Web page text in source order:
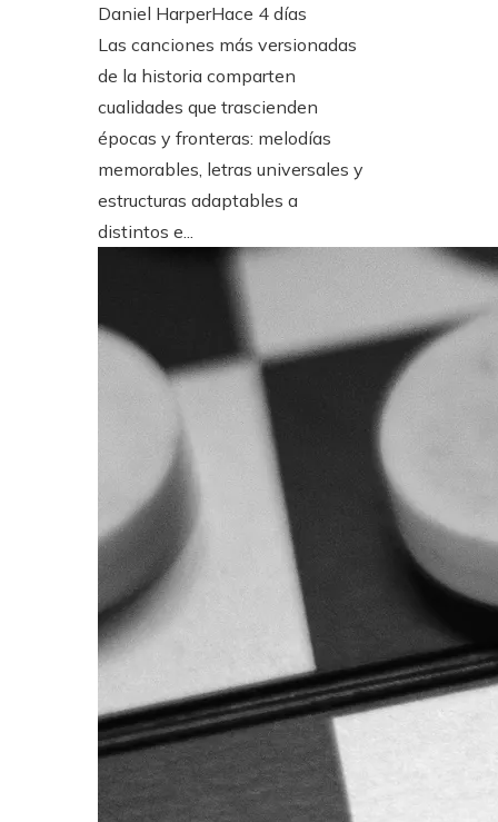
Daniel HarperHace 4 días
Las canciones más versionadas
de la historia comparten
cualidades que trascienden
épocas y fronteras: melodías
memorables, letras universales y
estructuras adaptables a
distintos e...